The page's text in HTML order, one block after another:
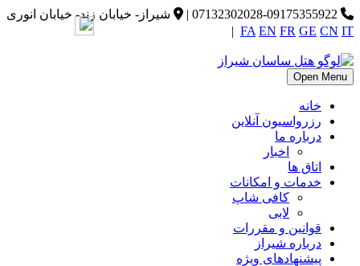
|
شیراز- خیابان زند- خیابان انوری
FA EN FR GE CN IT
|
Open Menu
خانه
رزرواسیون آنلاین
درباره ما
اخبار
اتاق ها
خدمات و امکانات
کافی شاپ
لابی
قوانین و مقررات
درباره شیراز
پیشنهادهای ویژه